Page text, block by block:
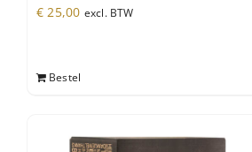
€ 25,00 excl. BTW
Bestel